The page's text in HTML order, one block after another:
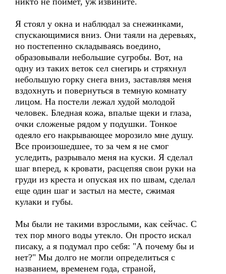
Я стоял у окна и наблюдал за снежинками,
спускающимися вниз. Они таяли на деревьях,
но постепенно складываясь воедино,
образовывали небольшие сугробы. Вот, на
одну из таких веток сел снегирь и стряхнул
небольшую горку снега вниз, заставляя меня
вздохнуть и повернуться в темную комнату
лицом. На постели лежал худой молодой
человек. Бледная кожа, впалые щеки и глаза,
очки сложеные рядом у подушки. Тонкое
одеяло его накрывающее морозило мне душу.
Все произошедшее, то за чем я не смог
уследить, разрывало меня на куски. Я сделал
шаг вперед, к кровати, расцепяя свои руки на
груди из креста и опуская их по швам, сделал
еще один шаг и застыл на месте, сжимая
кулаки и губы.
Мы были не такими взрослыми, как сейчас. С
тех пор много воды утекло. Он просто искал
писаку, а я подумал про себя: "А почему бы и
нет?" Мы долго не могли определиться с
названием, временем года, страной,